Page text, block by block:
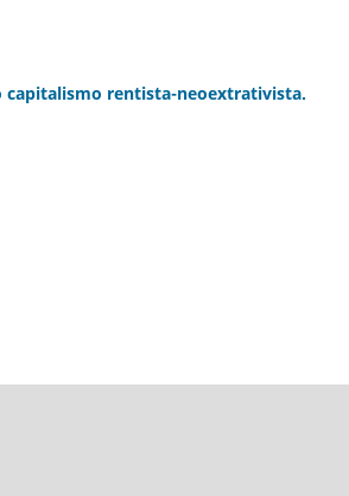
capitalismo rentista-neoextrativista.